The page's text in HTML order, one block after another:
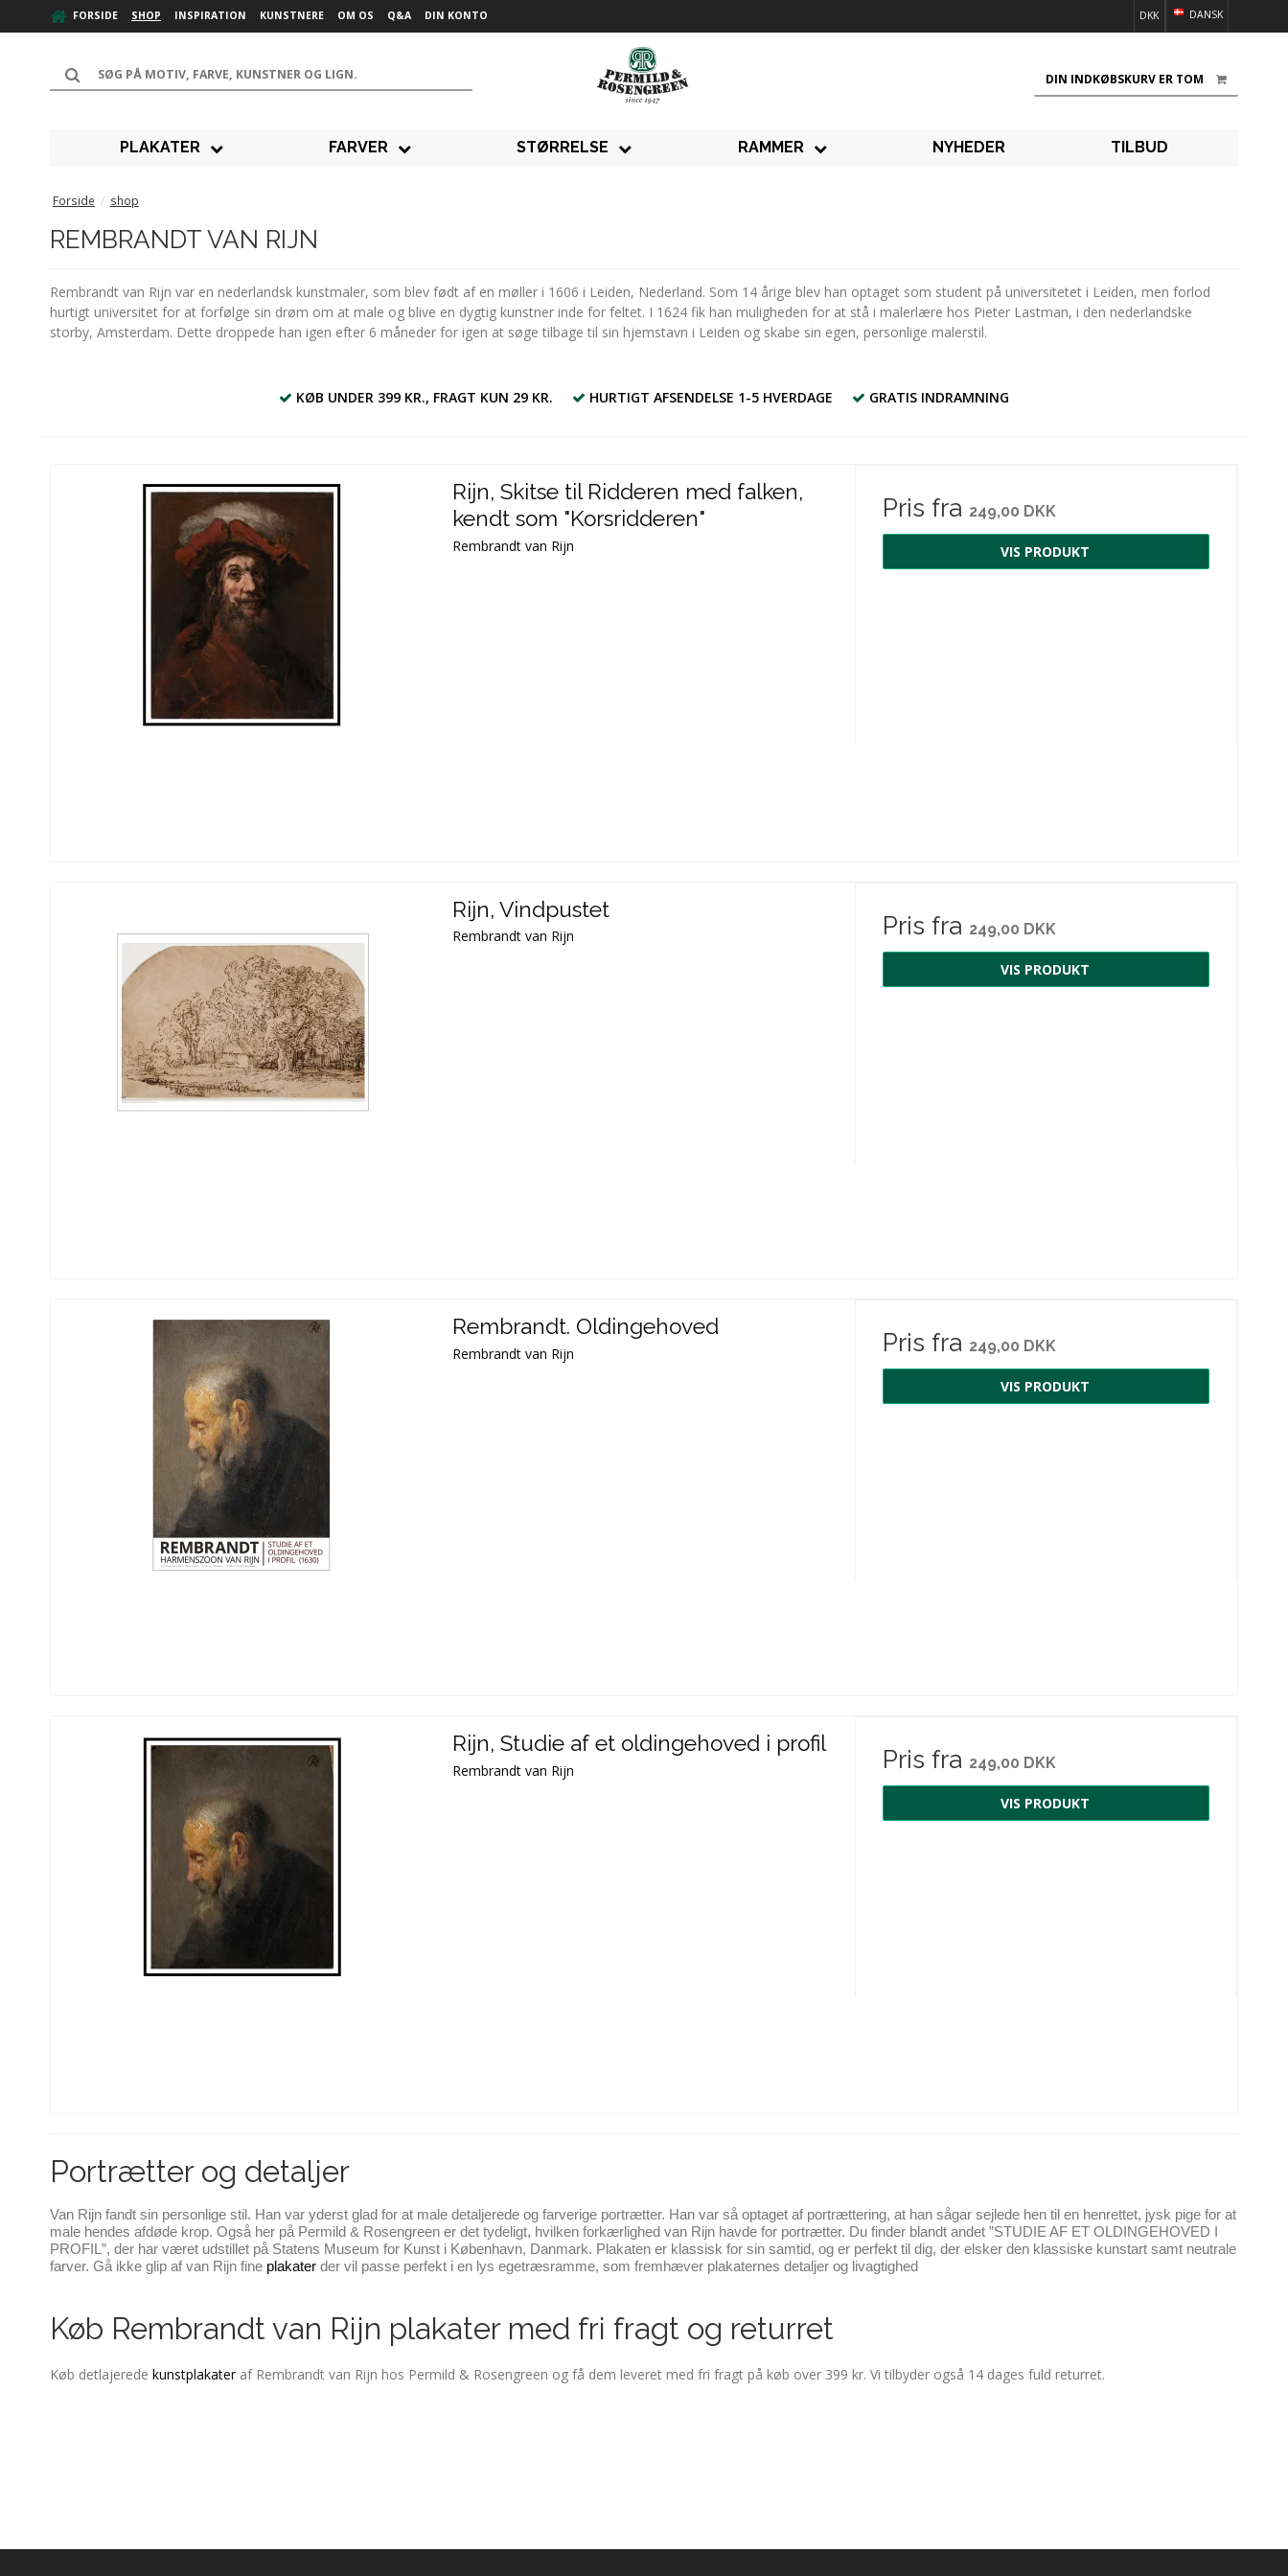
FORSIDE SHOP INSPIRATION KUNSTNERE OM OS Q&A DIN KONTO DANSK
DKK
DIN INDKØBSKURV ER TOM
PLAKATER FARVER STØRRELSE RAMMER NYHEDER TILBUD
Forside / shop
REMBRANDT VAN RIJN
Rembrandt van Rijn var en nederlandsk kunstmaler, som blev født af en møller i 1606 i Leiden, Nederland. Som 14 årige blev han optaget som student på universitetet i Leiden, men forlod
hurtigt universitet for at forfølge sin drøm om at male og blive en dygtig kunstner inde for feltet. I 1624 fik han muligheden for at stå i malerlære hos Pieter Lastman, i den nederlandske
storby, Amsterdam. Dette droppede han igen efter 6 måneder for igen at søge tilbage til sin hjemstavn i Leiden og skabe sin egen, personlige malerstil.
KØB UNDER 399 KR., FRAGT KUN 29 KR. HURTIGT AFSENDELSE 1-5 HVERDAGE GRATIS INDRAMNING
Rijn, Skitse til Ridderen med falken,
kendt som "Korsridderen"
Rembrandt van Rijn
Pris fra 249,00 DKK
VIS PRODUKT
Rijn, Vindpustet
Rembrandt van Rijn Pris fra 249,00 DKK
VIS PRODUKT
Rembrandt. Oldingehoved
Rembrandt van Rijn Pris fra 249,00 DKK
VIS PRODUKT
Rijn, Studie af et oldingehoved i profil
Rembrandt van Rijn Pris fra 249,00 DKK
VIS PRODUKT
Portrætter og detaljer
Van Rijn fandt sin personlige stil. Han var yderst glad for at male detaljerede og farverige portrætter. Han var så optaget af portrættering, at han sågar sejlede hen til en henrettet, jysk pige for at
male hendes afdøde krop. Også her på Permild & Rosengreen er det tydeligt, hvilken forkærlighed van Rijn havde for portrætter. Du finder blandt andet ”STUDIE AF ET OLDINGEHOVED I
PROFIL”, der har været udstillet på Statens Museum for Kunst i København, Danmark. Plakaten er klassisk for sin samtid, og er perfekt til dig, der elsker den klassiske kunstart samt neutrale
farver. Gå ikke glip af van Rijn fine plakater der vil passe perfekt i en lys egetræsramme, som fremhæver plakaternes detaljer og livagtighed
Køb Rembrandt van Rijn plakater med fri fragt og returret
Køb detlajerede kunstplakateraf Rembrandt van Rijn hos Permild & Rosengreen og få dem leveret med fri fragt på køb over 399 kr. Vi tilbyder også 14 dages fuld returret.